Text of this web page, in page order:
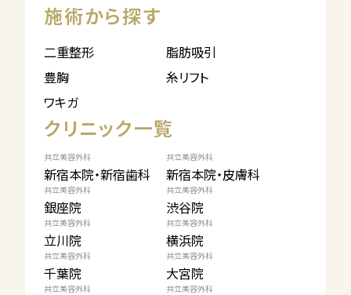
施術から探す
二重整形
脂肪吸引
豊胸
糸リフト
ワキガ
クリニック一覧
共立美容外科
新宿本院・新宿歯科
共立美容外科
新宿本院・皮膚科
共立美容外科
銀座院
共立美容外科
渋谷院
共立美容外科
立川院
共立美容外科
横浜院
共立美容外科
千葉院
共立美容外科
大宮院
共立美容外科 共立美容外科